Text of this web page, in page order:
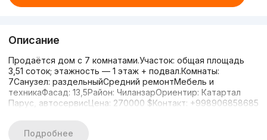
Описание
Продаётся дом с 7 комнатами.Участок: общая площадь
3,51 соток; этажность — 1 этаж + подвал.Комнаты:
7Санузел: раздельныйСредний ремонтМебель и
техникаФасад: 13,5Район: ЧиланзарОриентир: Катартал
Парус, автосервисЦена: 270000 $Контакт: +998906858685
Подробнее